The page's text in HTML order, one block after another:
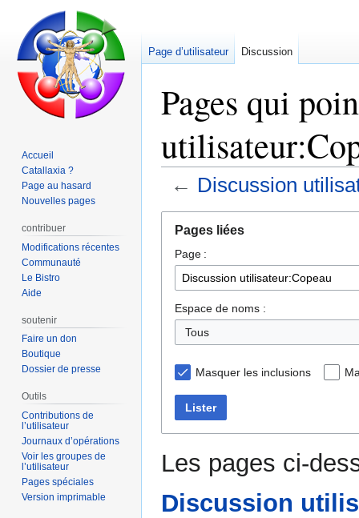
Pages qui
← Discussion
navigation
recherche
Pages liées
Page :
Espace de noms :
Masquer les inclusions
Lister
Les pages ci-
Discussion
Page d’utilisateur Discussion
Accueil
Catallaxia ?
Page au hasard
Nouvelles pages
contribuer
Modifications récentes
Communauté
Le Bistro
Aide
soutenir
Faire un don
Boutique
Dossier de presse
Outils
Contributions de
l’utilisateur
Journaux d’opérations
Voir les groupes de
l’utilisateur
Pages spéciales
Version imprimable